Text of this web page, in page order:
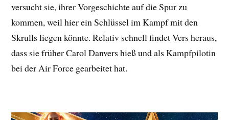
versucht sie, ihrer Vorgeschichte auf die Spur zu
kommen, weil hier ein Schlüssel im Kampf mit den
Skrulls liegen könnte. Relativ schnell findet Vers heraus,
dass sie früher Carol Danvers hieß und als Kampfpilotin
bei der Air Force gearbeitet hat.